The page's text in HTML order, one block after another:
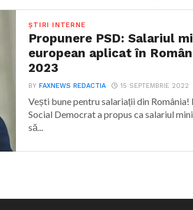
ȘTIRI INTERNE
Propunere PSD: Salariul
european aplicat în
2023
BYFAXNEWS REDACTIA 15 SEPTEMBRIE 2022
Vești bune pentru salariații din
Social Democrat a propus ca salariul
să...